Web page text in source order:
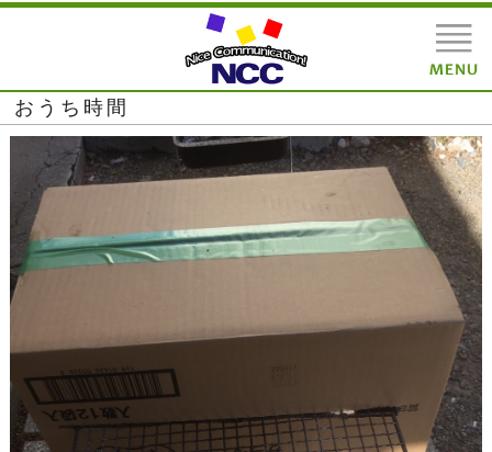
おうち時間